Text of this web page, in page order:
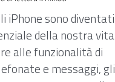
iPhone sono diventati
della nostra vita
alle funzionalità di
e messaggi, gli